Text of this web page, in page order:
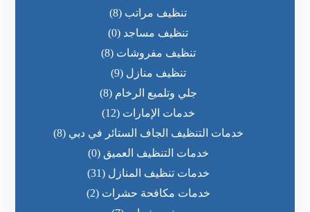
تنظيف مراتب (8)
تنظيف مساجد (0)
تنظيف مفروشات (8)
تنظيف منازل (9)
جلي وتلميع الرخام (8)
خدمات الإمارات (12)
خدمات التنظيف الجاف الستائر في دبي (8)
خدمات التنظيف العميق (0)
خدمات تنظيف المنازل (31)
خدمات مكافحة حشرات (2)